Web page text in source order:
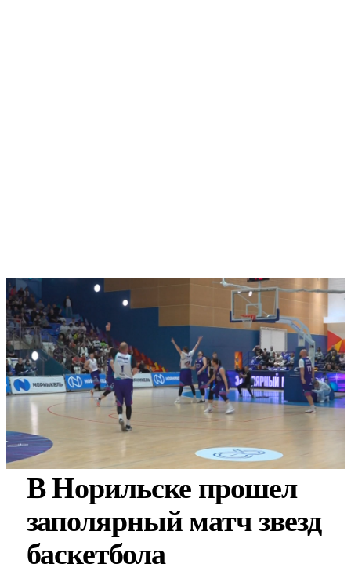
В Норильске прошел
заполярный матч звезд
баскетбола